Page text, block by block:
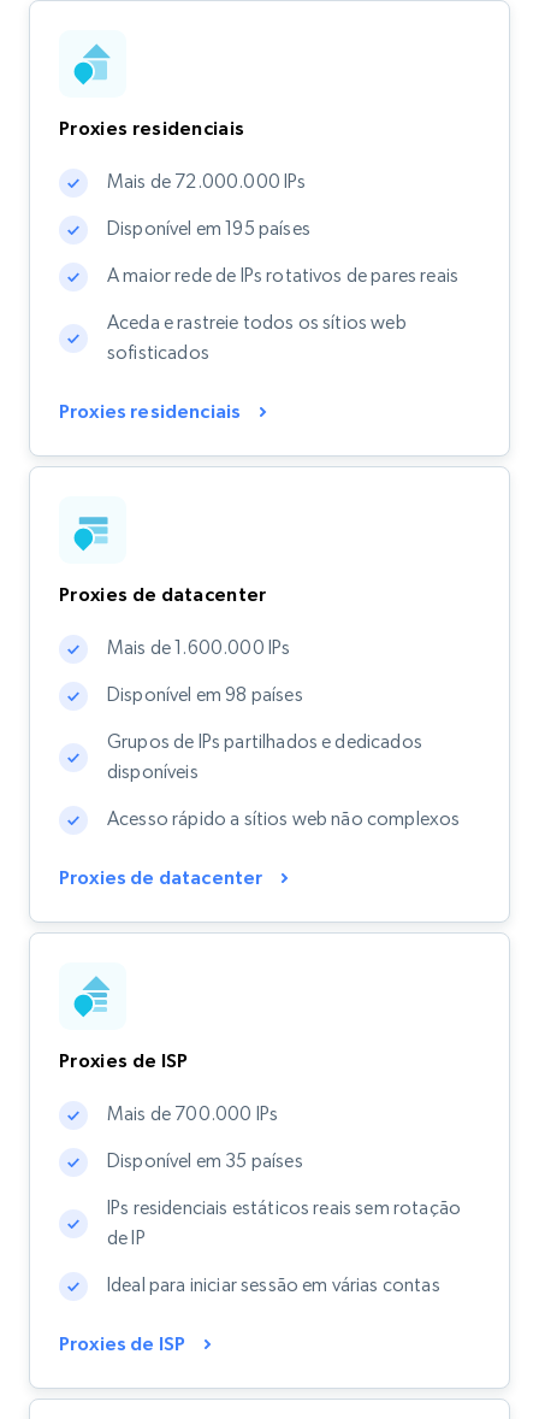
Proxies residenciais
Mais de 72.000.000 IPs
Disponível em 195 países
A maior rede de IPs rotativos de pares reais
Aceda e rastreie todos os sítios web
sofisticados
Proxies residenciais
Proxies de datacenter
Mais de 1.600.000 IPs
Disponível em 98 países
Grupos de IPs partilhados e dedicados
disponíveis
Acesso rápido a sítios web não complexos
Proxies de datacenter
Proxies de ISP
Mais de 700.000 IPs
Disponível em 35 países
IPs residenciais estáticos reais sem rotação
de IP
Ideal para iniciar sessão em várias contas
Proxies de ISP